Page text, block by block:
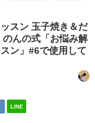
スン 玉子焼き＆だ
のんの式「お悩み解
ン」#6で使用して
LINE